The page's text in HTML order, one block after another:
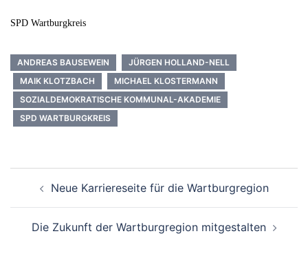
SPD Wartburgkreis
ANDREAS BAUSEWEIN
JÜRGEN HOLLAND-NELL
MAIK KLOTZBACH
MICHAEL KLOSTERMANN
SOZIALDEMOKRATISCHE KOMMUNAL-AKADEMIE
SPD WARTBURGKREIS
NavigationNeue Karriereseite für die Wartburgregion
Die Zukunft der Wartburgregion mitgestalten